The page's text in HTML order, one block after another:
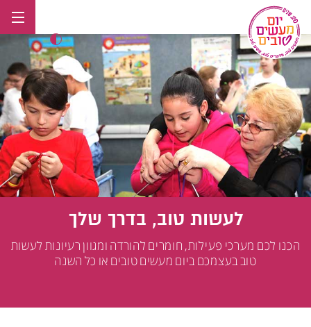
לתוכן
לעשות טוב, בדרך שלך
הכנו לכם מערכי פעילות, חומרים להורדה ומגוון רעיונות לעשות
טוב בעצמכם ביום מעשים טובים או כל השנה